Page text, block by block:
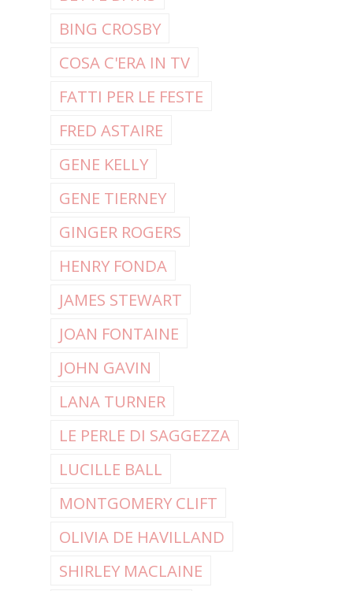
BING CROSBY
COSA C'ERA IN TV
FATTI PER LE FESTE
FRED ASTAIRE
GENE KELLY
GENE TIERNEY
GINGER ROGERS
HENRY FONDA
JAMES STEWART
JOAN FONTAINE
JOHN GAVIN
LANA TURNER
LE PERLE DI SAGGEZZA
LUCILLE BALL
MONTGOMERY CLIFT
OLIVIA DE HAVILLAND
SHIRLEY MACLAINE